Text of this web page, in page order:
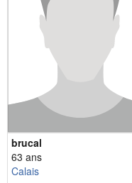
brucal
63 ans
Calais